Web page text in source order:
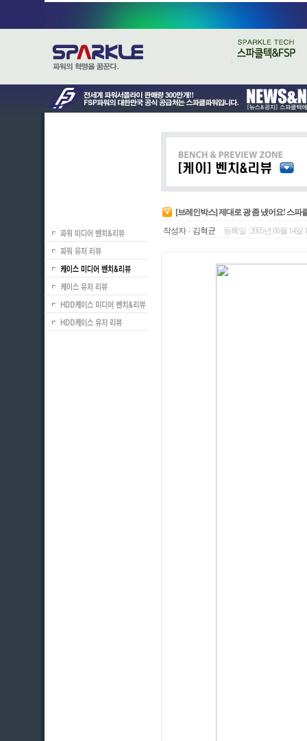
[브레인박스] 제대로 광 좀 냈어요! 스파
작성자 : 김혁균 등록일 : 2005년 06월 14일